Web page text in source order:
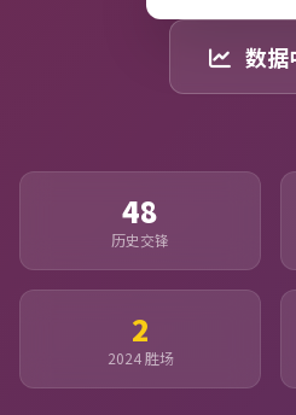
数据
48
历史交锋
2
2024 胜场